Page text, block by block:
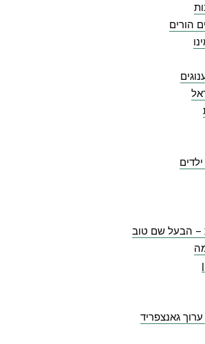
הורים
– הבעל שם טוב
ערוך גאנצפריד